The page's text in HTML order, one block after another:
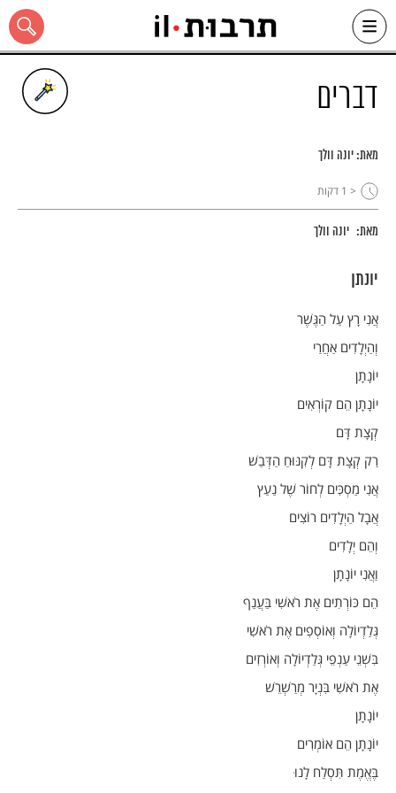
Skip
content
כל האתר
דברים
מאת:יונה וולך
< 1 דקות
מאת: יונה וולך
יונתן
אֲנִי רָץ עַל הַגֶּשֶׁר
וְהַיְלָדִים אַחֲרַי
יוֹנָתָן
יוֹנָתָן הֵם קוֹרְאִים
קְצָת דָּם
רַק קְצָת דָּם לְקִנּוּחַ הַדְּבַשׁ
אֲנִי מַסְכִּים לְחוֹר שֶׁל נַעַץ
אֲבָל הַיְלָדִים רוֹצִים
וְהֵם יְלָדִים
וַאֲנִי יוֹנָתָן
הֵם כּוֹרְתִים אֶת רֹאשִׁי בַּעֲנַף
גְּלַדְיוֹלָה וְאוֹסְפִים אֶת רֹאשִׁי
בִּשְׁנֵי עַנְפֵי גְּלַדְיוֹלָה וְאוֹרְזִים
אֶת רֹאשִׁי בִּנְיָר מְרַשְׁרֵשׁ
יוֹנָתָן
יוֹנָתָן הֵם אוֹמְרִים
בֶּאֱמֶת תִּסְלַח לָנוּ